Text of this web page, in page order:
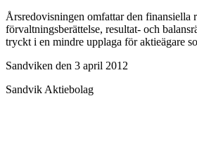
Årsredovisningen omfattar den finansiella
förvaltningsberättelse, resultat- och
tryckt i en mindre upplaga för aktieägare
Sandviken den 3 april 2012
Sandvik Aktiebolag